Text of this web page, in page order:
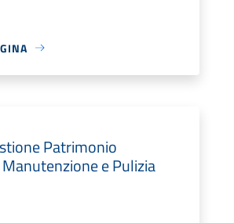
Patrimonio
e Pulizia